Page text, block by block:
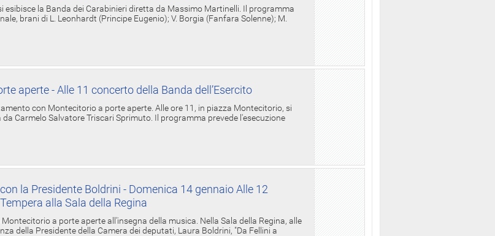
esibisce la Banda dei Carabinieri diretta da Massimo Martinelli. Il programma
brani di L. Leonhardt (Principe Eugenio); V. Borgia (Fanfara Solenne); M.
aperte - Alle 11 concerto della Banda dell’Esercito
con Montecitorio a porte aperte. Alle ore 11, in piazza Montecitorio, si
Carmelo Salvatore Triscari Sprimuto. Il programma prevede l'esecuzione
la Presidente Boldrini - Domenica 14 gennaio Alle 12
alla Sala della Regina
a porte aperte all'insegna della musica. Nella Sala della Regina, alle
della Presidente della Camera dei deputati, Laura Boldrini, "Da Fellini a